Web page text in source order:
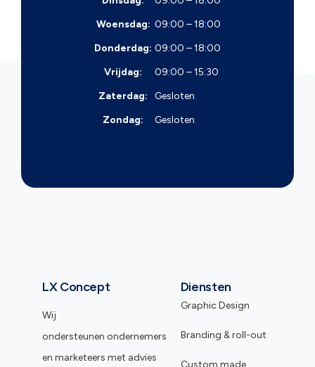
Woensdag: 09:00 – 18:00
Donderdag: 09:00 – 18:00
Vrijdag:
09:00 – 15:30
Zaterdag:
Gesloten
Zondag:
Gesloten
LX Concept
Wij
ondersteunen ondernemers
en marketeers met advies
Diensten
Graphic Design
Branding & roll-out